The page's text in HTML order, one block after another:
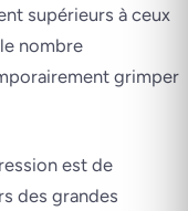
supérieurs à ceux
nombre
grimper
est de
des grandes